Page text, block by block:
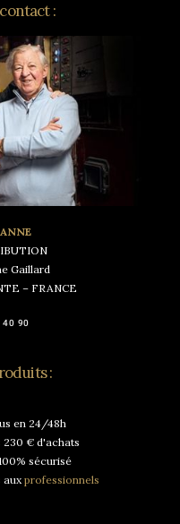
:
Gaillard
– FRANCE
40 90
:
en 24/48h
230 € d'achats
sécurisé
auxprofessionnels